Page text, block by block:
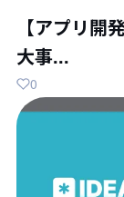
【アプリ開
大事...
0